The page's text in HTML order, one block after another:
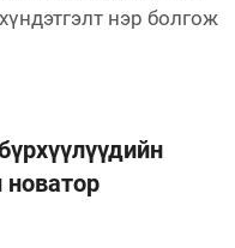
нэр болгож
новатор